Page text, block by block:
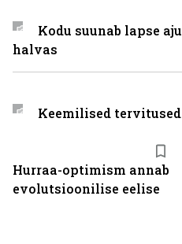
Hurraa-optimism annab
evolutsioonilise eelise
Kodu suunab lapse
halvas
Keemilised